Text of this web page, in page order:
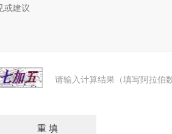
请输入计算结果（填写阿拉伯